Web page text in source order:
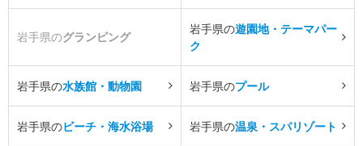
岩手県のグランピング
岩手県の遊園地・テーマパー
ク
岩手県の水族館・動物園 岩手県のプール
岩手県のビーチ・海水浴場 岩手県の温泉・スパリゾート